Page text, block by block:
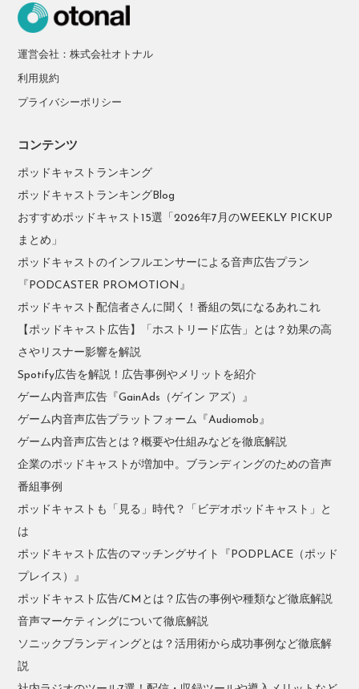
運営会社：株式会社オトナル
利用規約
プライバシーポリシー
コンテンツ
ポッドキャストランキング
ポッドキャストランキングBlog
おすすめポッドキャスト15選「2026年7月のWEEKLY PICKUP
まとめ」
ポッドキャストのインフルエンサーによる音声広告プラン
『PODCASTER PROMOTION』
ポッドキャスト配信者さんに聞く！番組の気になるあれこれ
【ポッドキャスト広告】「ホストリード広告」とは？効果の高
さやリスナー影響を解説
Spotify広告を解説！広告事例やメリットを紹介
ゲーム内音声広告『GainAds（ゲイン アズ）』
ゲーム内音声広告プラットフォーム『Audiomob』
ゲーム内音声広告とは？概要や仕組みなどを徹底解説
企業のポッドキャストが増加中。ブランディングのための音声
番組事例
ポッドキャストも「見る」時代？「ビデオポッドキャスト」と
は
ポッドキャスト広告のマッチングサイト『PODPLACE（ポッド
プレイス）』
ポッドキャスト広告/CMとは？広告の事例や種類など徹底解説
音声マーケティングについて徹底解説
ソニックブランディングとは？活用術から成功事例など徹底解
説